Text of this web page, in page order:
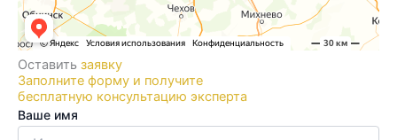
Оставить заявку
Заполните форму и получите
бесплатную консультацию эксперта
Ваше имя